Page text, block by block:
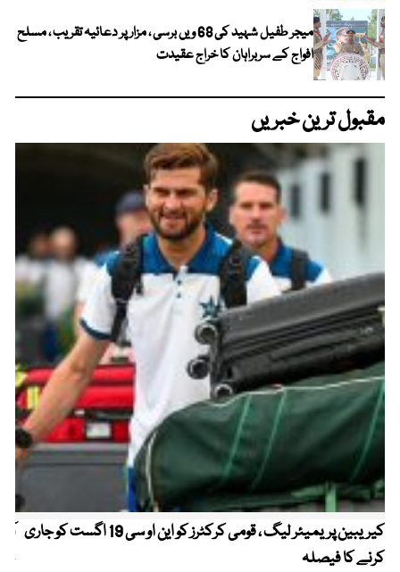
میجر طفیل شہید کی 68 ویں برسی ، مزار پر دعائیہ تقریب ، مسلح
افواج کے سربراہان کا خراج عقیدت
مقبول ترین خبریں
کیریبین پریمیئر لیگ ، قومی کرکٹرز کو این او سی 19 اگست کو جاری
کرنے کا فیصلہ